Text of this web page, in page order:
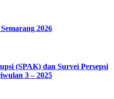
2026
(SPAK) dan Survei Persepsi
3 – 2025